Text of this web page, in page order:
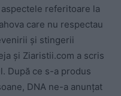
referitoare la
care nu respectau
și stingerii
și Ziaristii.com a scris
După ce s-a produs
DNA ne-a anunțat